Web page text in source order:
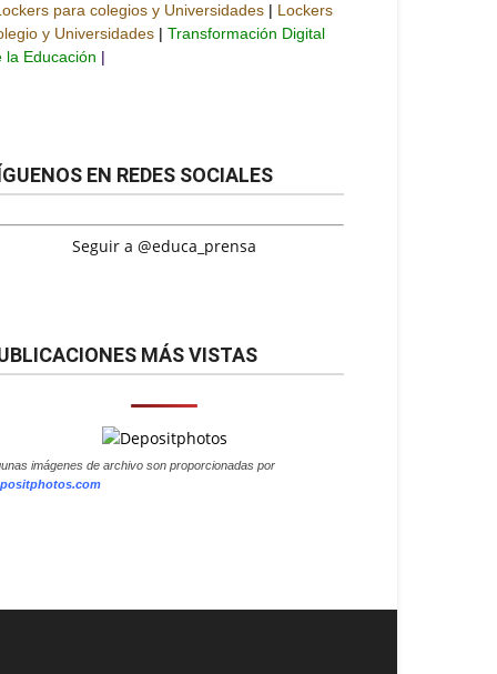
para colegios y Universidades | Lockers
y Universidades | Transformación Digital
la Educación |
EN REDES SOCIALES
Seguir a @educa_prensa
MÁS VISTAS
imágenes de archivo son proporcionadas por